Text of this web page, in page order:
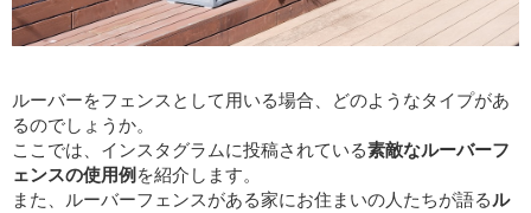
ルーバーをフェンスとして用いる場合、どのようなタイプがあ
るのでしょうか。
ここでは、インスタグラムに投稿されている素敵なルーバーフ
ェンスの使用例 を紹介します。
また、ルーバーフェンスがある家にお住まいの人たちが語るル